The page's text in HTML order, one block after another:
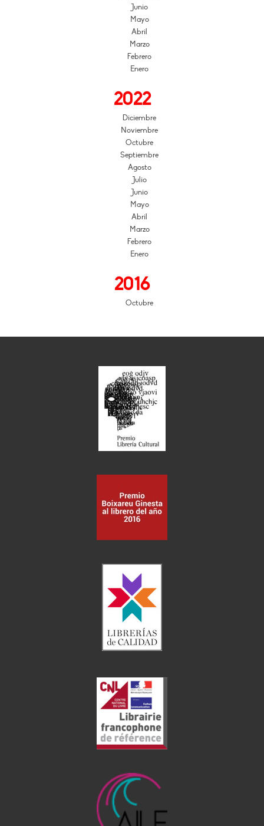
Junio
Mayo
Abril
Marzo
Febrero
Enero
2022
Diciembre
Noviembre
Octubre
Septiembre
Agosto
Julio
Junio
Mayo
Abril
Marzo
Febrero
Enero
2016
Octubre